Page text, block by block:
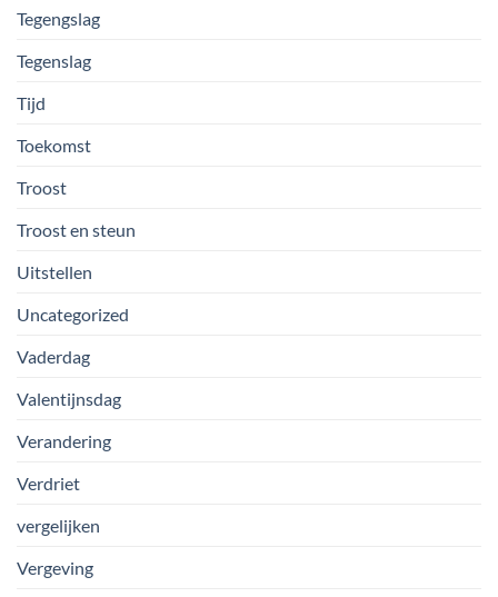
Tegengslag
Tegenslag
Tijd
Toekomst
Troost
Troost en steun
Uitstellen
Uncategorized
Vaderdag
Valentijnsdag
Verandering
Verdriet
vergelijken
Vergeving